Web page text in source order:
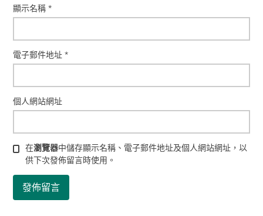
顯示名稱*
電子郵件地址*
個人網站網址
在瀏覽器中儲存顯示名稱、電子郵件地址及個人網站網址，以
供下次發佈留言時使用。